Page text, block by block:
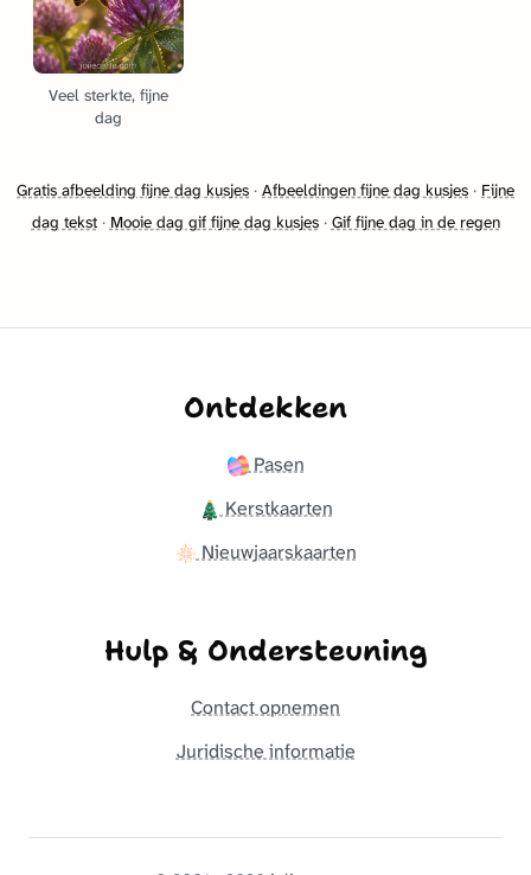
Veel sterkte, fijne
dag
Gratis afbeelding fijne dag kusjes · Afbeeldingen fijne dag kusjes · Fijne
dag tekst· Mooie dag gif fijne dag kusjes· Gif fijne dag in de regen
Ontdekken
Pasen
Kerstkaarten
Nieuwjaarskaarten
Hulp & Ondersteuning
Contact opnemen
Juridische informatie